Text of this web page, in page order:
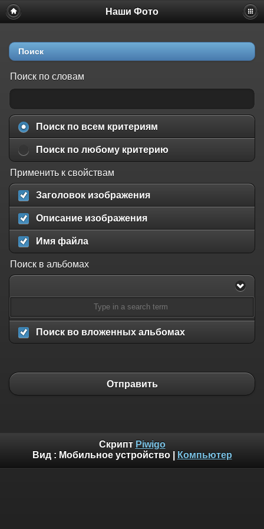
Наши Фото
Поиск
Поиск по словам
Поиск по всем критериям
Поиск по любому критерию
Применить к свойствам
Заголовок изображения
Описание изображения
Имя файла
Поиск в альбомах
Поиск во вложенных альбомах
Отправить
Скрипт Piwigo
Вид : Мобильное устройство| Компьютер